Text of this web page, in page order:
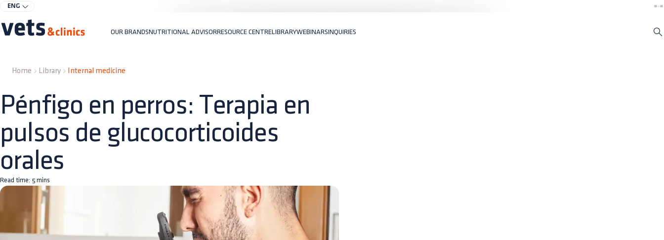
ENG
OUR BRANDSNUTRITIONAL ADVISORRESOURCE CENTRELIBRARYWEBINARSINQUIRIES
Home Library Internal medicine
Pénfigo en perros: Terapia en
pulsos de glucocorticoides
orales
Read time: 5 mins